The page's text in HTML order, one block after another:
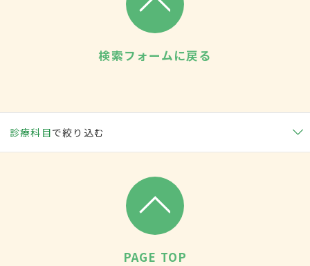
検索フォームに戻る
診療科目で絞り込む
PAGE TOP